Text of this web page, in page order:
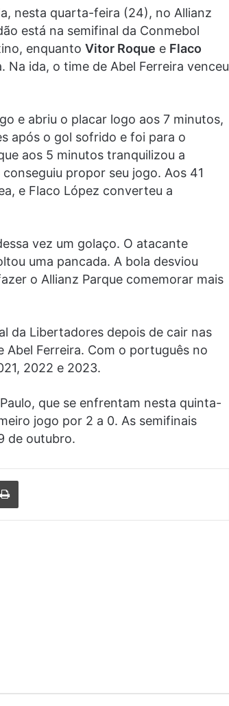
nesta quarta-feira (24), no Allianz
está na semifinal da Conmebol
enquanto Vitor Roque e Flaco
Na ida, o time de Abel Ferreira venceu
e abriu o placar logo aos 7 minutos,
após o gol sofrido e foi para o
aos 5 minutos tranquilizou a
propor seu jogo. Aos 41
e Flaco López converteu a
vez um golaço. O atacante
uma pancada. A bola desviou
o Allianz Parque comemorar mais
da Libertadores depois de cair nas
Abel Ferreira. Com o português no
2022 e 2023.
que se enfrentam nesta quinta-
jogo por 2 a 0. As semifinais
de outubro.
Imprimir